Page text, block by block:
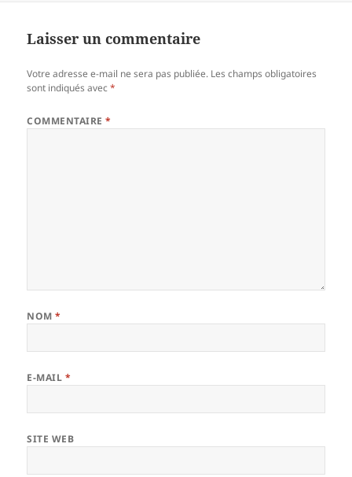
Laisser un commentaire
Votre adresse e-mail ne sera pas publiée. Les champs obligatoires
sont indiqués avec*
COMMENTAIRE*
NOM*
E-MAIL *
SITE WEB